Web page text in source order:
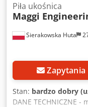
Sierakowska Huta
Piła ukośnica
Maggi
Zapytania
Stan: bardzo dobry
DANE TECHNICZNE